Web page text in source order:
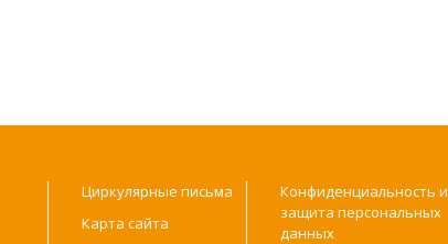
Циркулярные письма
Карта сайта
Конфиденциальность и
защита персональных
данных